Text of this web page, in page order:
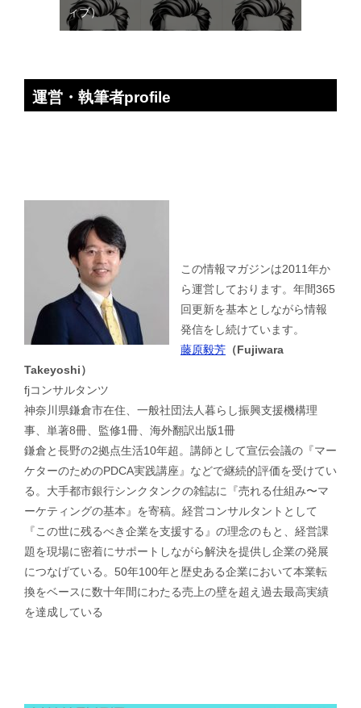
ィブ）
運営・執筆者profile
この情報マガジンは2011年か
ら運営しております。年間365
回更新を基本としながら情報
発信をし続けています。
藤原毅芳 （Fujiwara
Takeyoshi）
fjコンサルタンツ
神奈川県鎌倉市在住、一般社団法人暮らし振興支援機構理
事、単著8冊、監修1冊、海外翻訳出版1冊
鎌倉と長野の2拠点生活10年超。講師として宣伝会議の『マー
ケターのためのPDCA実践講座』などで継続的評価を受けてい
る。大手都市銀行シンクタンクの雑誌に『売れる仕組み〜マ
ーケティングの基本』を寄稿。経営コンサルタントとして
『この世に残るべき企業を支援する』の理念のもと、経営課
題を現場に密着にサポートしながら解決を提供し企業の発展
につなげている。50年100年と歴史ある企業において本業転
換をベースに数十年間にわたる売上の壁を超え過去最高実績
を達成している